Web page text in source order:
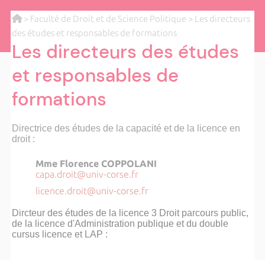
> Faculté de Droit et de Science Politique > Les directeurs
des études et responsables de formations
Les directeurs des études
et responsables de
formations
Directrice des études de la capacité et de la licence en
droit :
Mme Florence COPPOLANI
capa.droit@univ-corse.fr
licence.droit@univ-corse.fr
Dircteur des études de la licence 3 Droit parcours public,
de la licence d'Administration publique et du double
cursus licence et LAP :